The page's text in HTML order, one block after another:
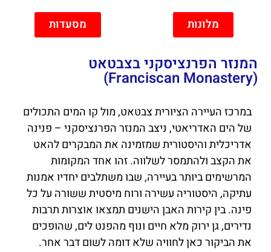
מלונות מסעדות
המנזר הפרנציסקני בצבטאט
(Franciscan Monastery)
במרכז העיירה הציורית צבטאט, מול קו המים התכולים
של הים האדריאטי, ניצב המנזר הפרנציסקני – פנינה
אדריכלית והיסטורית שמזמינה את המבקרים להאט
את הקצב ולהתמסר לשלווה. זהו אחד המקומות
המרשימים ביותר בעיירה, שבו משתלבים יחדיו אמנות
עתיקה, היסטוריה עשירה ורוח מיסטית ששורה על כל
פינה. בין קירות האבן הישנים תמצאו אוצרות תרבות
נדירים, גן ירוק מלא חיים ונוף מהפנט לים, שהופכים
את הביקור כאן לחוויה שלא דומה לשום דבר אחר.